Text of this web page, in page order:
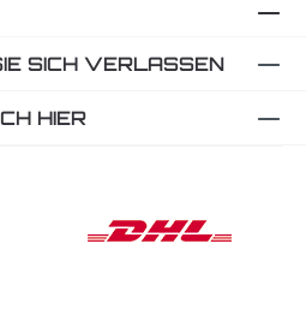
SICH VERLASSEN
HIER